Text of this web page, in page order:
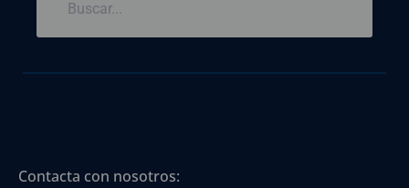
Contacta con nosotros: